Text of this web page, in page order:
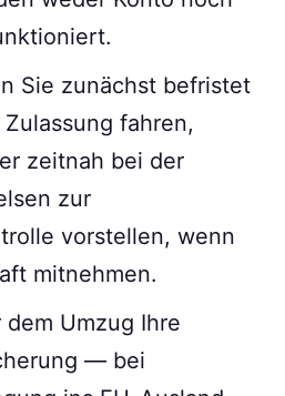
Sie zunächst befristet
fahren,
zeitnah bei der
zur
vorstellen, wenn
mitnehmen.
dem Umzug Ihre
— bei